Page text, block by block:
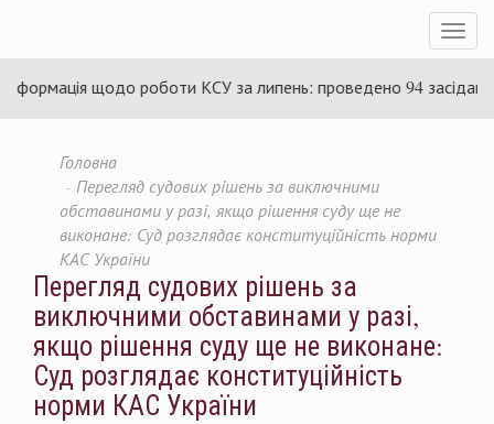
Toggle
щодо роботи КСУ за липень: проведено 94 засідання та
Головна
Перегляд судових рішень за виключними
обставинами у разі, якщо рішення суду ще не
виконане: Суд розглядає конституційність норми
КАС України
Перегляд судових рішень за
виключними обставинами у разі,
якщо рішення суду ще не виконане:
Суд розглядає конституційність
норми КАС України